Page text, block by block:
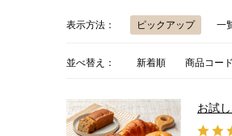
表示方法： ピックアップ 一
並べ替え： 新着順 商品コード
お試